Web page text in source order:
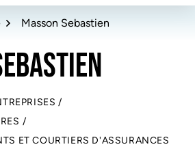
Masson Sebastien
/
/
ET COURTIERS D'ASSURANCES